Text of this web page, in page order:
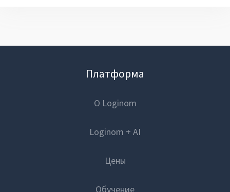
Платформа
О Loginom
Loginom + AI
Цены
Обучение